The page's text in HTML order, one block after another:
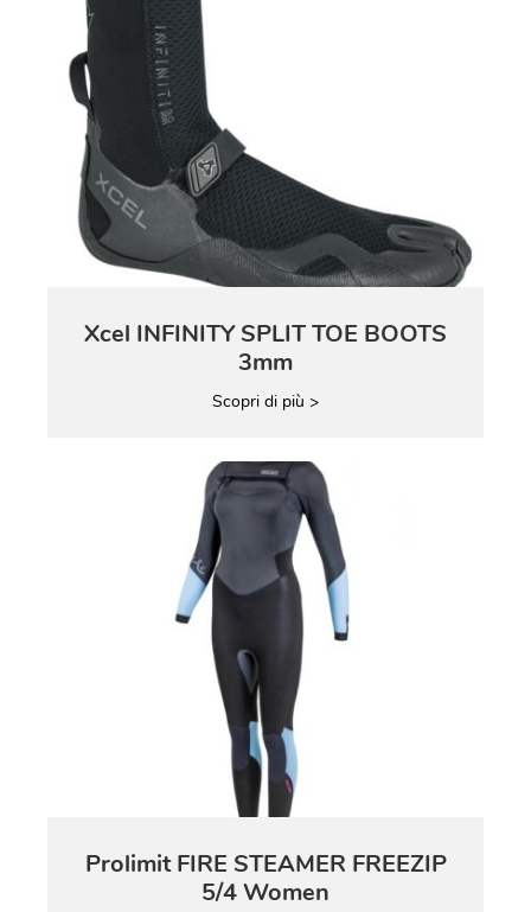
Xcel INFINITY SPLIT TOE BOOTS
3mm
Scopri di più >
Prolimit FIRE STEAMER FREEZIP
5/4 Women